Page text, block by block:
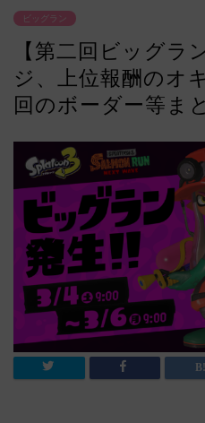
ビッグラン
【第二回ビッグラ
ジ、上位報酬のオ
回のボーダー等ま